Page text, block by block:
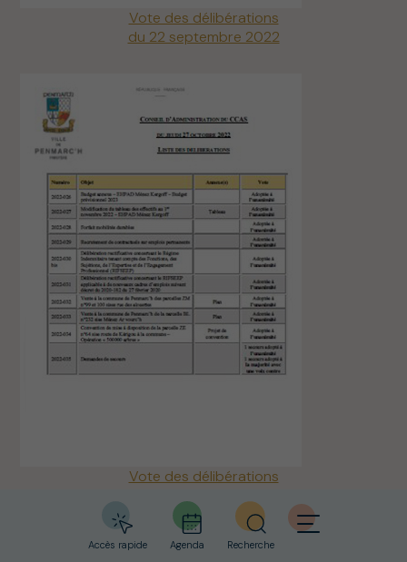
Accès rapide
Services municipaux
Numéros utiles
Solidarités
Webcams
Agenda Recherche
Vote des délibérations
du 22 septembre 2022
Vote des délibérations